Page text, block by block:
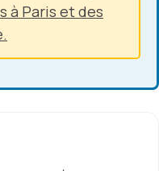
à Paris et des